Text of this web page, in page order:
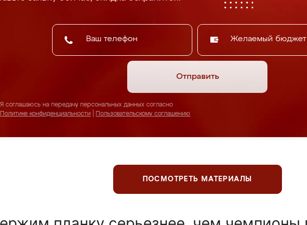
Желаемый бюджет
Отправить
Я соглашаюсь на передачу персональных данных согласно
Политике конфиденциальности
Пользовательскому соглашению
ПОСМОТРЕТЬ МАТЕРИАЛЫ